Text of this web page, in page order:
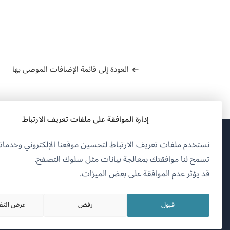
إدارة الموافقة على ملفات تعريف الارتباط
نستخدم ملفات تعريف الارتباط لتحسين موقعنا الإلكتروني
تسمح لنا موافقتك بمعالجة بيانات مثل سلوك التصفح.
قد يؤثر عدم الموافقة على بعض الميزات.
قبول رفض عرض
العودة إلى قائمة الإضافات الموصى بها
© 2026
OnTheGoSystems Limited